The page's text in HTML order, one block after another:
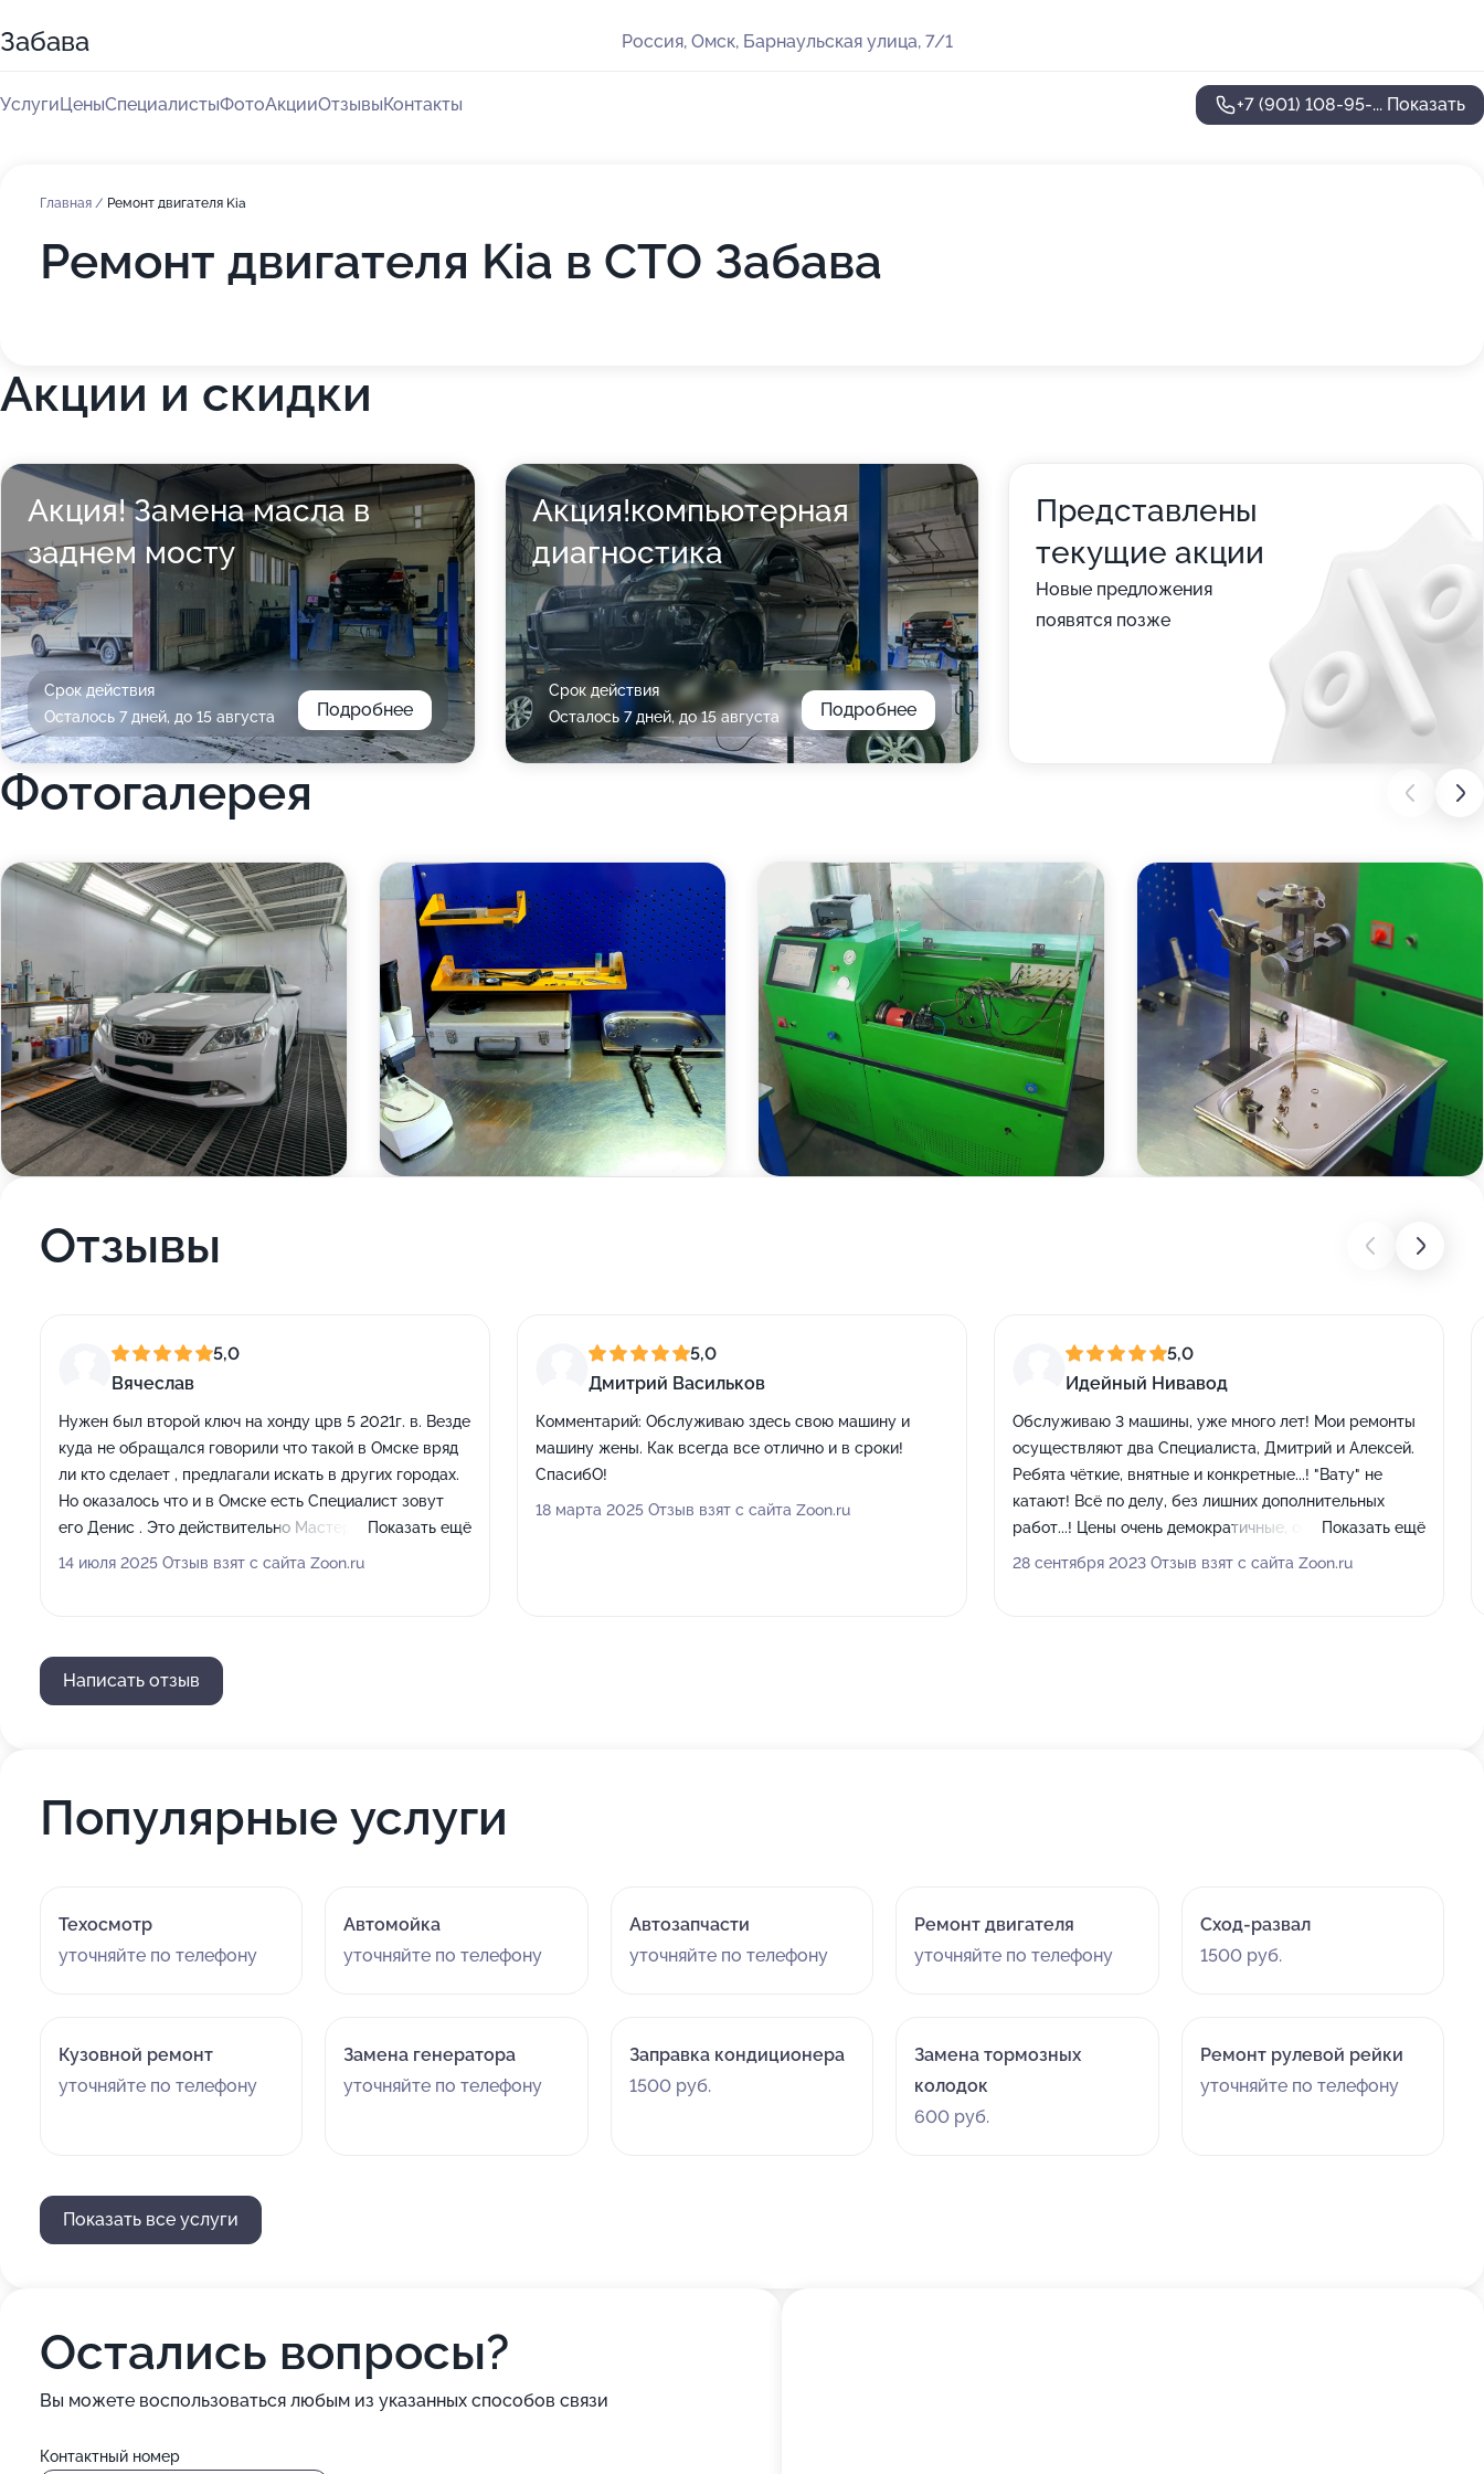
Забава Россия, Омск, Барнаульская улица, 7/1
УслугиЦеныСпециалистыФотоАкцииОтзывыКонтакты +7 (901) 108-95-... Показать
Главная / Ремонт двигателя Kia
Ремонт двигателя Kia в СТО Забава
Акции и скидки
Акция! Замена масла в
заднем мосту
Срок действия
Осталось 7 дней, до 15 августа
Подробнее
Акция!компьютерная
диагностика
Срок действия
Осталось 7 дней, до 15 августа
Подробнее
Представлены
текущие акции
Новые предложения
появятся позже
Фотогалерея
Отзывы
5,0
Вячеслав
Нужен был второй ключ на хонду црв 5 2021г. в. Везде
куда не обращался говорили что такой в Омске вряд
ли кто сделает , предлагали искать в других городах.
Но оказалось что и в Омске есть Специалист зовут
его Денис . Это действительно Мастер своего дела с
большой буквы ! За полчаса сделал новый ключ. Мой
Показать ещё
14 июля 2025 Отзыв взят с сайта Zoon.ru
5,0
Дмитрий Васильков
Комментарий: Обслуживаю здесь свою машину и
машину жены. Как всегда все отлично и в сроки!
СпасибО!
18 марта 2025 Отзыв взят с сайта Zoon.ru
5,0
Идейный Нивавод
Обслуживаю 3 машины, уже много лет! Мои ремонты
осуществляют два Специалиста, Дмитрий и Алексей.
Ребята чёткие, внятные и конкретные...! "Вату" не
катают! Всё по делу, без лишних дополнительных
работ...! Цены очень демократичные, особенно в
соотношении цена/качество! Без всякого блеска
всем рекомендую!!! Отличное СТО, но штат
Специалистов нужно расширять, режим работы
Показать ещё
28 сентября 2023 Отзыв взят с сайта Zoon.ru
Написать отзыв
Популярные услуги
Техосмотр
уточняйте по телефону
Автомойка
уточняйте по телефону
Автозапчасти
уточняйте по телефону
Ремонт двигателя
уточняйте по телефону
Сход-развал
1500 руб.
Кузовной ремонт
уточняйте по телефону
Замена генератора
уточняйте по телефону
Заправка кондиционера
1500 руб.
Замена тормозных
колодок
600 руб.
Ремонт рулевой рейки
уточняйте по телефону
Показать все услуги
Остались вопросы?
Вы можете воспользоваться любым из указанных способов связи
Контактный номер